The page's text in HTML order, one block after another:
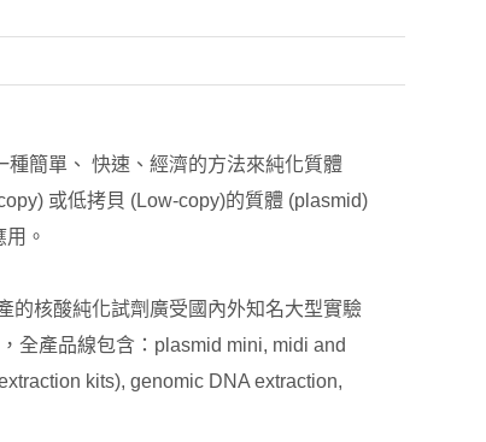
簡單、 快速、經濟的方法來純化質體
或低拷貝 (Low-copy)的質體 (plasmid)
。
的核酸純化試劑廣受國內外知名大型實驗
全產品線包含：plasmid mini, midi and
kits), genomic DNA extraction,